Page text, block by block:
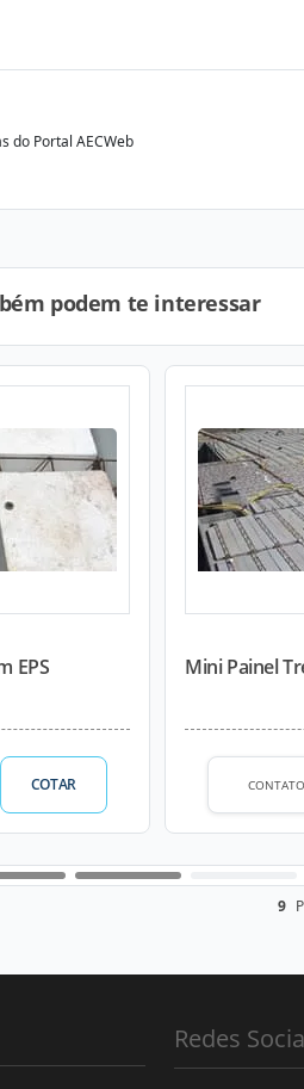
do Portal AECWeb
podem te interessar
EPS
COTAR
Mini Painel
CONTATO
9
Redes